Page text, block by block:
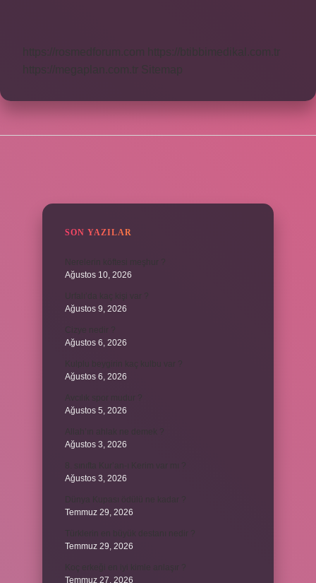
https://rosmedforum.com
https://btibbimedikal.com.tr
https://megaplan.com.tr Sitemap
SON YAZILAR
Ağustos 10, 2026
Ağustos 9, 2026
Ağustos 6, 2026
Ağustos 6, 2026
Ağustos 5, 2026
Ağustos 3, 2026
Ağustos 3, 2026
Temmuz 29, 2026
Temmuz 29, 2026
Temmuz 27, 2026